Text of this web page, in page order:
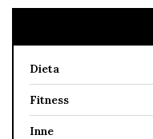
Dieta
Fitness
Inne